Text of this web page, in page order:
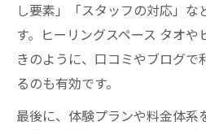
し要素」「スタッフの対応」
す。ヒーリングスペース タオ
きのように、口コミやブログ
るのも有効です。
最後に、体験プランや料金体系